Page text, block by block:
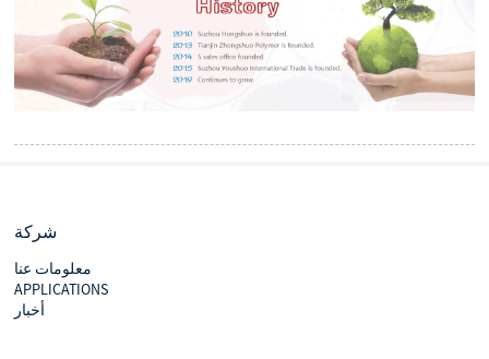
شركة
معلومات عنا
APPLICATIONS
أخبار